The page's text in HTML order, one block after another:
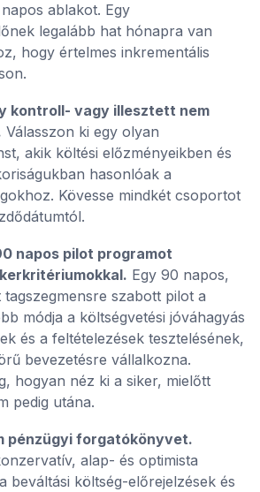
ablakot. Egy
legalább hat hónapra van
hogy értelmes inkrementális
kontroll- vagy illesztett nem
Válasszon ki egy olyan
akik költési előzményeikben és
hasonlóak a
Kövesse mindkét csoportot
napos pilot programot
Egy 90 napos,
szabott pilot a
módja a költségvetési jóváhagyás
és a feltételezések tesztelésének,
bevezetésre vállalkozna.
hogyan néz ki a siker, mielőtt
pedig utána.
pénzügyi forgatókönyvet.
alap- és optimista
beváltási költség-előrejelzések és